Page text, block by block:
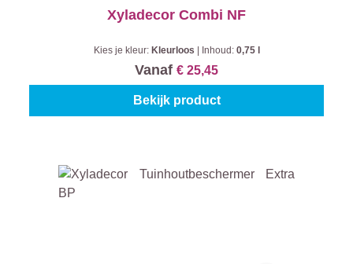
Xyladecor Combi NF
Kies je kleur: Kleurloos Inhoud: 0,75 l
Vanaf € 25,45
Bekijk product